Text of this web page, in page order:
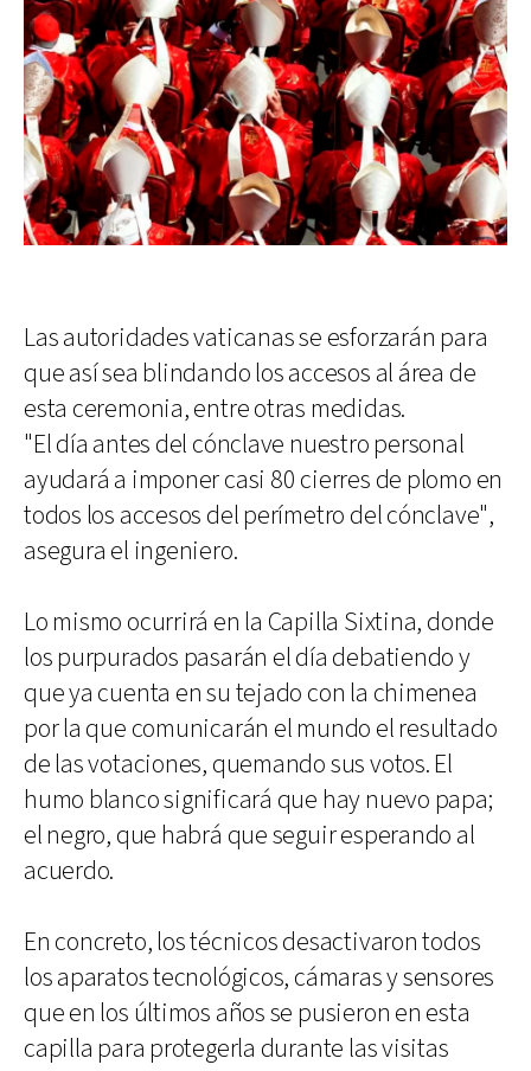
Las autoridades vaticanas se esforzarán para
que así sea blindando los accesos al área de
esta ceremonia, entre otras medidas.
"El día antes del cónclave nuestro personal
ayudará a imponer casi 80 cierres de plomo en
todos los accesos del perímetro del cónclave",
asegura el ingeniero.
Lo mismo ocurrirá en la Capilla Sixtina, donde
los purpurados pasarán el día debatiendo y
que ya cuenta en su tejado con la chimenea
por la que comunicarán el mundo el resultado
de las votaciones, quemando sus votos. El
humo blanco significará que hay nuevo papa;
el negro, que habrá que seguir esperando al
acuerdo.
En concreto, los técnicos desactivaron todos
los aparatos tecnológicos, cámaras y sensores
que en los últimos años se pusieron en esta
capilla para protegerla durante las visitas